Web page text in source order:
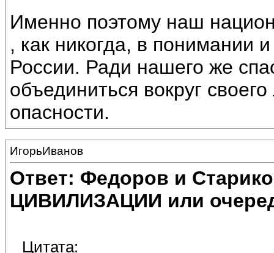
Именно поэтому наш
, как никогда, в понимании
России. Ради нашего же
объединиться вокруг
опасности.
ИгорьИванов
Ответ: Федоров и
ЦИВИЛИЗАЦИИ или
Цитата: